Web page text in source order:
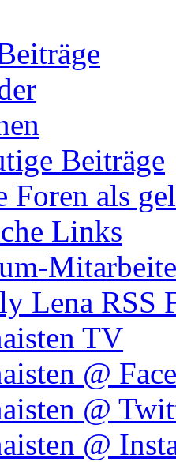
Beiträge
Foren als
Links
Lena RSS
TV
@
@
@